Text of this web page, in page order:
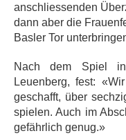
anschliessenden
dann aber die
Basler Tor
Nach dem Spiel
Leuenberg, fest:
geschafft, über
spielen. Auch im
gefährlich genug.»